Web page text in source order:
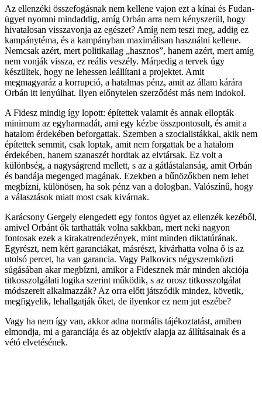
Az ellenzéki összefogásnak nem kellene vajon ezt a kínai és Fudan-
ügyet nyomni mindaddig, amíg Orbán arra nem kényszerül, hogy
hivatalosan visszavonja az egészet? Amíg nem teszi meg, addig ez
kampánytéma, és a kampányban maximálisan használni kellene.
Nemcsak azért, mert politikailag „hasznos”, hanem azért, mert amíg
nem vonják vissza, ez reális veszély. Márpedig a tervek úgy
készültek, hogy ne lehessen leállítani a projektet. Amit
megmagyaráz a korrupció, a hatalmas pénz, amit az állam kárára
Orbán itt lenyúlhat. Ilyen előnytelen szerződést más nem indokol.
A Fidesz mindig így lopott: építettek valamit és annak ellopták
minimum az egyharmadát, ami egy kézbe összpontosult, és amit a
hatalom érdekében beforgattak. Szemben a szocialistákkal, akik nem
építettek semmit, csak loptak, amit nem forgattak be a hatalom
érdekében, hanem szanaszét hordtak az elvtársak. Ez volt a
különbség, a nagyságrend mellett, s az a gátlástalanság, amit Orbán
és bandája megenged magának. Ezekben a bűnözőkben nem lehet
megbízni, különösen, ha sok pénz van a dologban. Valószínű, hogy
a választások miatt most csak kivárnak.
Karácsony Gergely elengedett egy fontos ügyet az ellenzék kezéből,
amivel Orbánt ők tarthatták volna sakkban, mert neki nagyon
fontosak ezek a kirakatrendezények, mint minden diktatúrának.
Egyrészt, nem kért garanciákat, másrészt, kivárhatta volna ő is az
utolsó percet, ha van garancia. Vagy Palkovics négyszemközti
súgásában akar megbízni, amikor a Fidesznek már minden akciója
titkosszolgálati logika szerint működik, s az orosz titkosszolgálat
módszereit alkalmazzák? Az orra előtt játszódik mindez, követik,
megfigyelik, lehallgatják őket, de ilyenkor ez nem jut eszébe?
Vagy ha nem így van, akkor adna normális tájékoztatást, amiben
elmondja, mi a garanciája és az objektív alapja az állításainak és a
vétó elvetésének.